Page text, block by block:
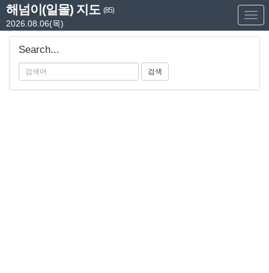
해넘이(일몰) 지도 (85)
2026.08.06(목)
Search...
검색